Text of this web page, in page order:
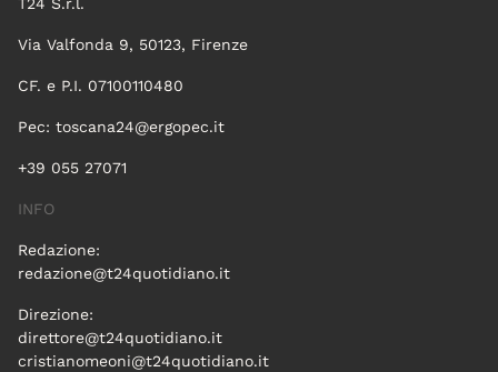
T24 S.r.l.
Via Valfonda 9, 50123, Firenze
CF. e P.I. 07100110480
Pec: toscana24@ergopec.it
+39 055 27071
INFO
Redazione:
redazione@t24quotidiano.it
Direzione:
direttore@t24quotidiano.it
cristianomeoni@t24quotidiano.it